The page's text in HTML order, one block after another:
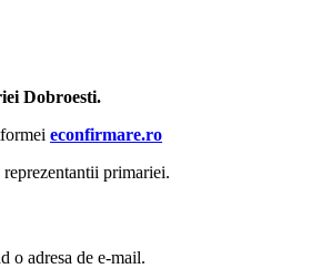
Dobroesti.
econfirmare.ro
primariei.
o adresa de e-mail.